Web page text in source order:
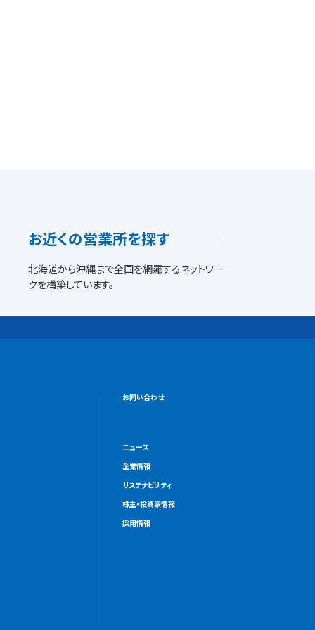
お近くの営業所を探す
北海道から沖縄まで全国を網羅するネットワー
クを構築しています。
お問い合わせ
ニュース
企業情報
サステナビリティ
株主・投資家情報
採用情報